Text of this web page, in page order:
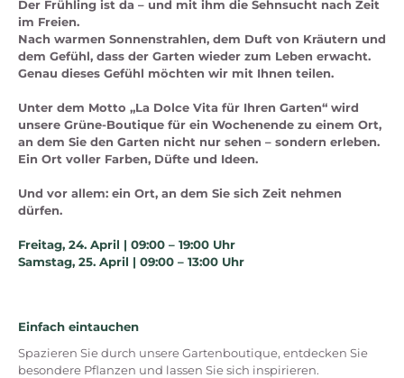
Der Frühling ist da – und mit ihm die Sehnsucht nach Zeit
im Freien.
Nach warmen Sonnenstrahlen, dem Duft von Kräutern und
dem Gefühl, dass der Garten wieder zum Leben erwacht.
Genau dieses Gefühl möchten wir mit Ihnen teilen.
Unter dem Motto „La Dolce Vita für Ihren Garten“ wird
unsere Grüne-Boutique für ein Wochenende zu einem Ort,
an dem Sie den Garten nicht nur sehen – sondern erleben.
Ein Ort voller Farben, Düfte und Ideen.
Und vor allem: ein Ort, an dem Sie sich Zeit nehmen
dürfen.
Freitag, 24. April | 09:00 – 19:00 Uhr
Samstag, 25. April | 09:00 – 13:00 Uhr
Einfach eintauchen
Spazieren Sie durch unsere Gartenboutique, entdecken Sie
besondere Pflanzen und lassen Sie sich inspirieren.